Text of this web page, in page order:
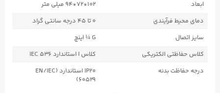
ابعاد
۱۰۲*۷۲*۹۴ میلی متر
دمای محیط فرآیندی
۰ تا ۴۵ درجه سانتی گراد
سایز اتصال
G ¼ اینچ
کلاس حفاظتی الکتریکی
کلاس I استاندارد IEC ۵۳۶
درجه حفاظت بدنه
IP20 استاندارد (EN/IEC
۶۰۵۲۹)